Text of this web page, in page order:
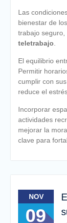
Las
bienestar de
trabajo seguro,
teletrabajo
El equilibrio
Permitir
cumplir con
reduce el
Incorporar
actividades
mejorar la
clave para
NOV
09